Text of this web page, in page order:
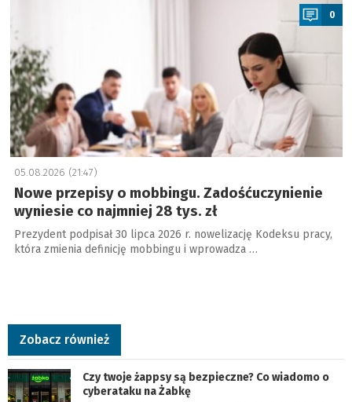
0
05.08.2026 (21:47)
Nowe przepisy o mobbingu. Zadośćuczynienie
wyniesie co najmniej 28 tys. zł
Prezydent podpisał 30 lipca 2026 r. nowelizację Kodeksu pracy,
która zmienia definicję mobbingu i wprowadza …
Zobacz również
Czy twoje żappsy są bezpieczne? Co wiadomo o
cyberataku na Żabkę